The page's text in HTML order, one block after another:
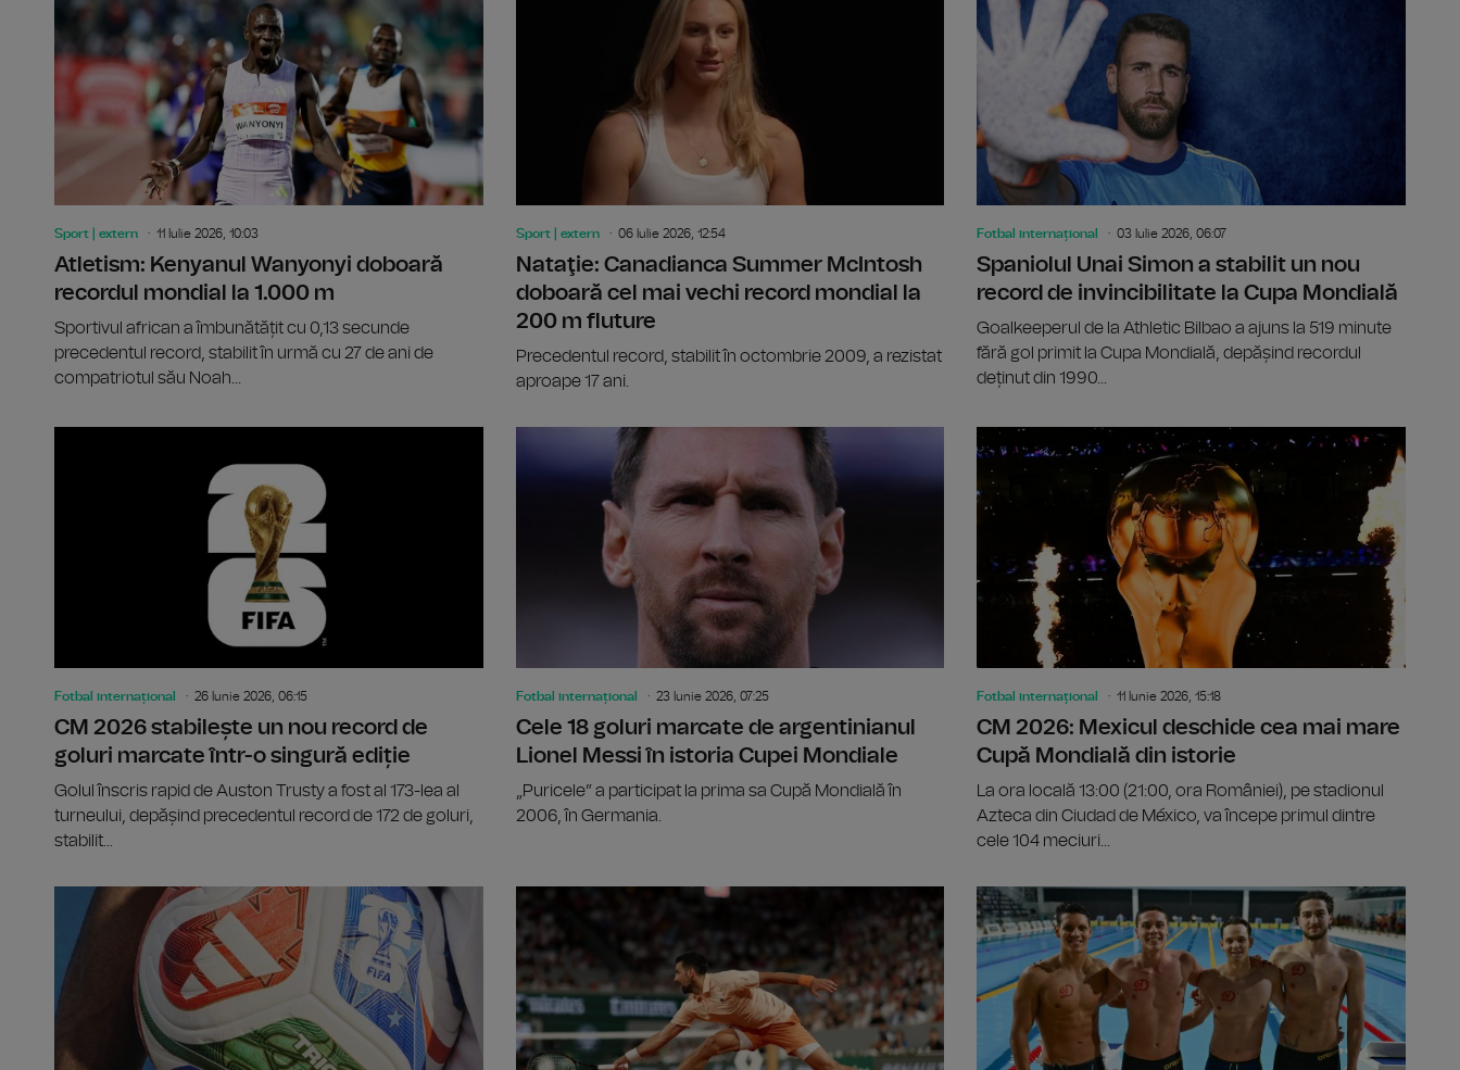
Sport | extern 11 Iulie 2026, 10:03
Atletism: Kenyanul Wanyonyi doboară
recordul mondial la 1.000 m
Sportivul african a îmbunătățit cu 0,13 secunde
precedentul record, stabilit în urmă cu 27 de ani de
compatriotul său Noah...
Sport | extern 06 Iulie 2026, 12:54
Nataţie: Canadianca Summer McIntosh
doboară cel mai vechi record mondial la
200 m fluture
Precedentul record, stabilit în octombrie 2009, a rezistat
aproape 17 ani.
Fotbal internațional 03 Iulie 2026, 06:07
Spaniolul Unai Simon a stabilit un nou
record de invincibilitate la Cupa Mondială
Goalkeeperul de la Athletic Bilbao a ajuns la 519 minute
fără gol primit la Cupa Mondială, depășind recordul
deținut din 1990...
Fotbal internațional 26 Iunie 2026, 06:15
CM 2026 stabilește un nou record de
goluri marcate într-o singură ediție
Golul înscris rapid de Auston Trusty a fost al 173-lea al
turneului, depășind precedentul record de 172 de goluri,
stabilit...
CM 2026 stabilește un nou record de goluri marcate într-o singură
Fotbal internațional 23 Iunie 2026, 07:25
Cele 18 goluri marcate de argentinianul
Lionel Messi în istoria Cupei Mondiale
„Puricele” a participat la prima sa Cupă Mondială în
2006, în Germania.
Cele 18
Fotbal internațional 11 Iunie 2026, 15:18
CM 2026: Mexicul deschide cea mai mare
Cupă Mondială din istorie
La ora locală 13:00 (21:00, ora României), pe stadionul
Azteca din Ciudad de México, va începe primul dintre
cele 104 meciuri...
CM 2026: Ediție cu un format record și reguli noi Roland-